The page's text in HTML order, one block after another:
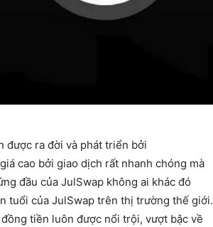
được ra đời và phát triển bởi
cao bởi giao dịch rất nhanh chóng mà
đầu của JulSwap không ai khác đó
tuổi của JulSwap trên thị trường thế giới.
tiền luôn được nổi trội, vượt bậc về